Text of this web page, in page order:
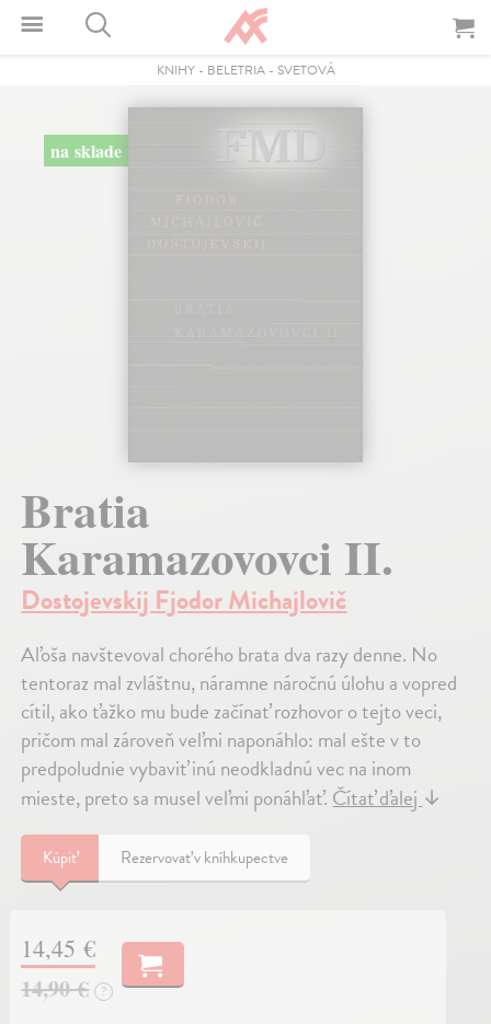
KNIHY- BELETRIA- SVETOVÁ
na sklade
Bratia
Karamazovovci II.
Dostojevskij Fjodor Michajlovič
Aľoša navštevoval chorého brata dva razy denne. No
tentoraz mal zvláštnu, náramne náročnú úlohu a vopred
cítil, ako ťažko mu bude začínať rozhovor o tejto veci,
pričom mal zároveň veľmi naponáhlo: mal ešte v to
predpoludnie vybaviť inú neodkladnú vec na inom
mieste, preto sa musel veľmi ponáhľať.Čítať ďalej↓
Kúpiť Rezervovať v kníhkupectve
14,45 €
14,90 €
?